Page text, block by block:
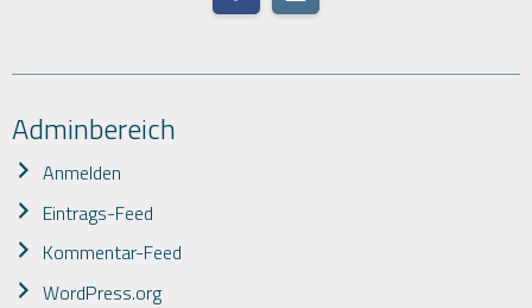
Adminbereich
Anmelden
Eintrags-Feed
Kommentar-Feed
WordPress.org